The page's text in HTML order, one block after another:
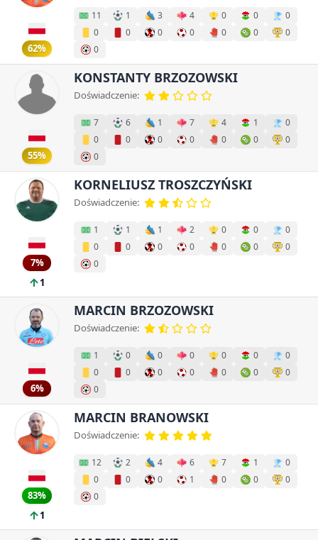
62%
11 1 3 4 0 0
0
0
0 0 0 0 0
0
0
55%
KONSTANTY BRZOZOWSKI
Doświadczenie:
7 6 1 7 4 1
0
0
0 0 0 0 0
0
0
7%
1
KORNELIUSZ TROSZCZYŃSKI
Doświadczenie:
1 1 1 2 0 0
0
0
0 0 0 0 0
0
0
6%
MARCIN BRZOZOWSKI
Doświadczenie:
1 0 0 0 0 0
0
0
0 0 0 0 0
0
0
83%
1
MARCIN BRANOWSKI
Doświadczenie:
12 2 4 6 7 1
0
0
0 0 1 0 0
0
0